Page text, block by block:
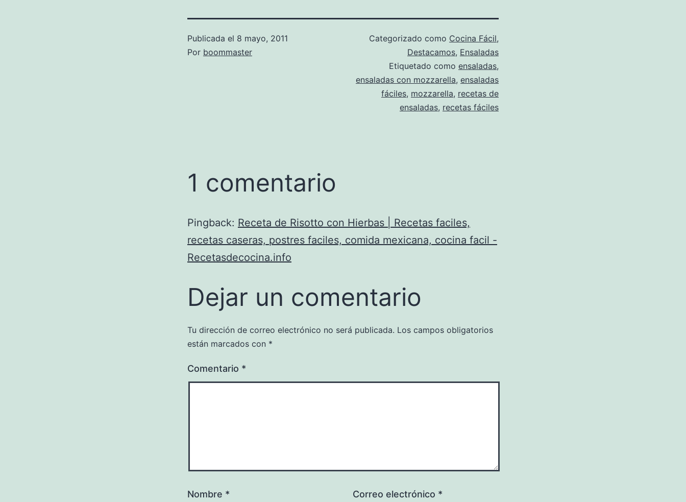
Publicada el 8 mayo, 2011
Por boommaster
Categorizado como Cocina Fácil,
Destacamos, Ensaladas
Etiquetado como ensaladas,
ensaladas con mozzarella, ensaladas
fáciles, mozzarella, recetas de
ensaladas, recetas fáciles
1 comentario
Pingback: Receta de Risotto con Hierbas | Recetas faciles,
recetas caseras, postres faciles, comida mexicana, cocina facil -
Recetasdecocina.info
Dejar un comentario
Tu dirección de correo electrónico no será publicada. Los campos obligatorios
están marcados con *
Comentario *
Nombre * Correo electrónico *